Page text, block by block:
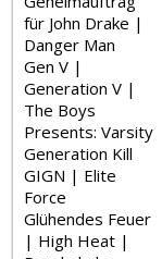
für John Drake |
Danger Man
Gen V |
Generation V |
The Boys
Presents: Varsity
Generation Kill
GIGN | Elite
Force
Glühendes Feuer
| High Heat |